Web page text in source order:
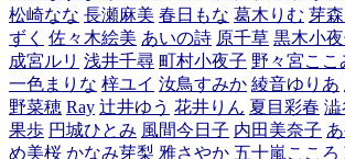
松崎なな 長瀬麻美 春日もな 葛木りむ 芽
ずく 佐々木絵美 あいの詩 原千草 黒木小
成宮ルリ 浅井千尋 町村小夜子 野々宮ここ
一色まりな 梓ユイ 汝鳥すみか 綾音ゆりあ
野菜穂 Ray 辻井ゆう 花井りん 夏目彩春 澁
果歩 円城ひとみ 風間今日子 内田美奈子
め美桜 かなみ芽梨 雅さやか 五十嵐こころ